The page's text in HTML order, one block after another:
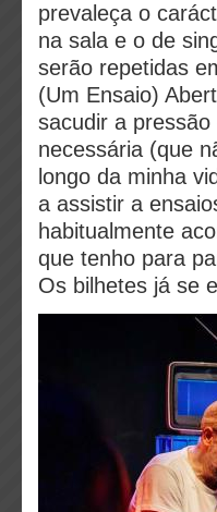
prevaleça o
na sala e o de
serão repetidas
(Um Ensaio)
sacudir a
necessária (que
longo da minha
a assistir a
habitualmente
que tenho para
Os bilhetes já se